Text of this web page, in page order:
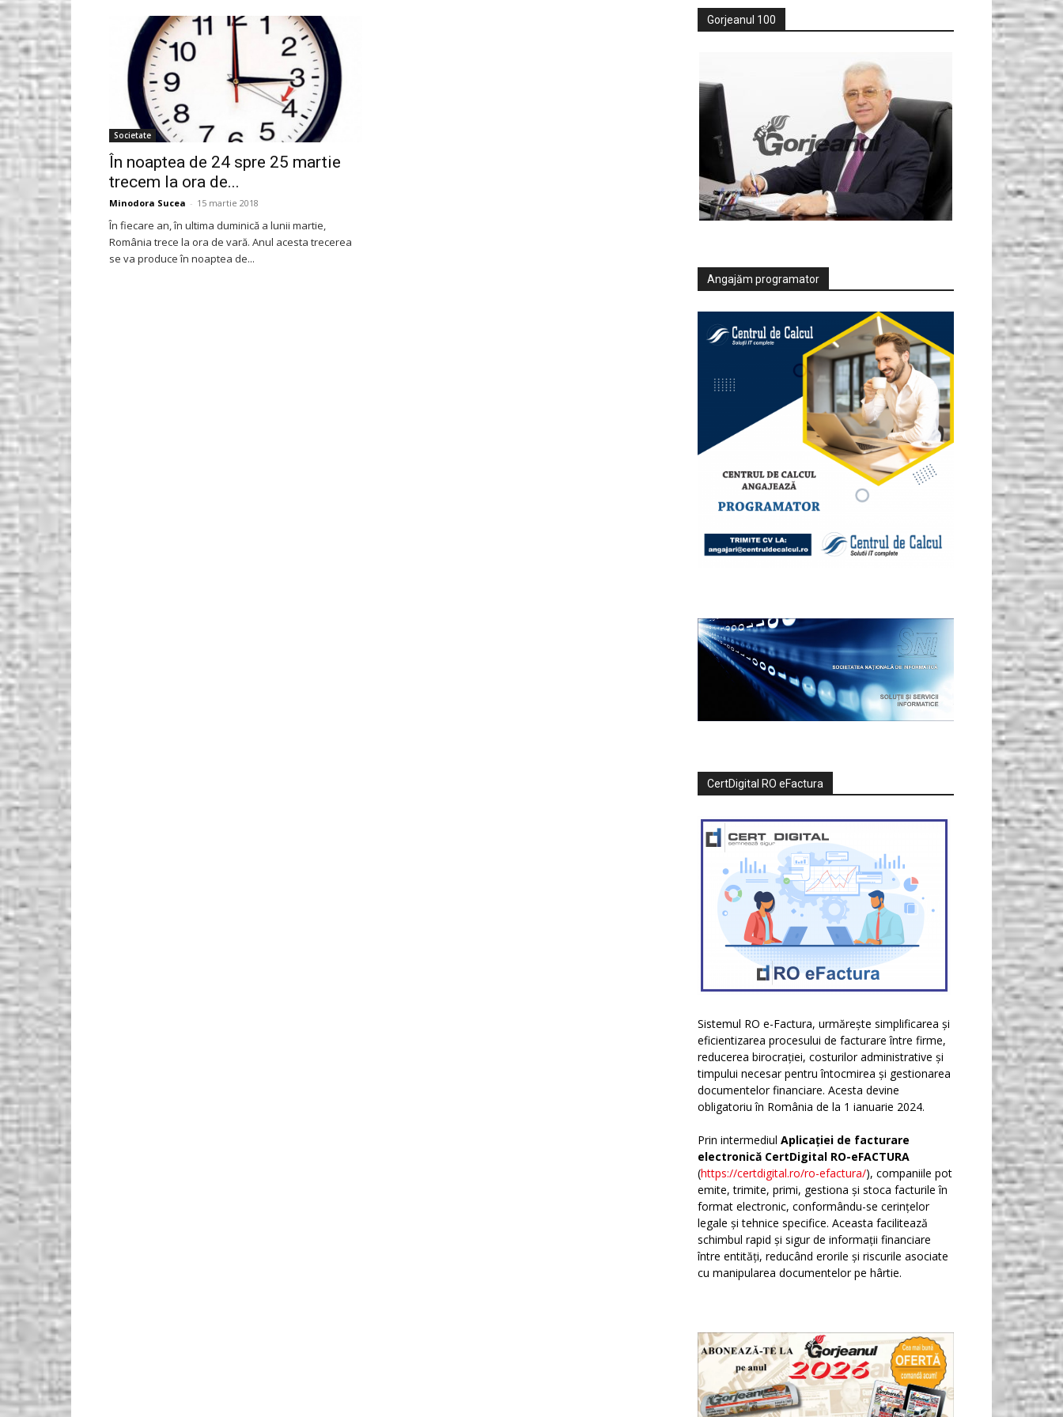
Gorjeanul.ro
Societate
În noaptea de 24 spre 25 martie
trecem la ora de...
Minodora Sucea - 15 martie 2018
În fiecare an, în ultima duminică a lunii martie,
România trece la ora de vară. Anul acesta trecerea
se va produce în noaptea de...
Gorjeanul 100
Angajăm programator
CertDigital RO eFactura
Sistemul RO e-Factura, urmărește simplificarea și
eficientizarea procesului de facturare între firme,
reducerea birocrației, costurilor administrative și
timpului necesar pentru întocmirea și gestionarea
documentelor financiare. Acesta devine
obligatoriu în România de la 1 ianuarie 2024.
Prin intermediul Aplicației de facturare
electronică CertDigital RO-eFACTURA
(https://certdigital.ro/ro-efactura/), companiile pot
emite, trimite, primi, gestiona și stoca facturile în
format electronic, conformându-se cerințelor
legale și tehnice specifice. Aceasta facilitează
schimbul rapid și sigur de informații financiare
între entități, reducând erorile și riscurile asociate
cu manipularea documentelor pe hârtie.